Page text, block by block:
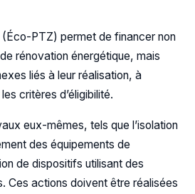
PTZ) permet de financer non
rénovation énergétique, mais
liés à leur réalisation, à
critères d’éligibilité.
eux-mêmes, tels que l’isolation
des équipements de
de dispositifs utilisant des
Ces actions doivent être réalisées